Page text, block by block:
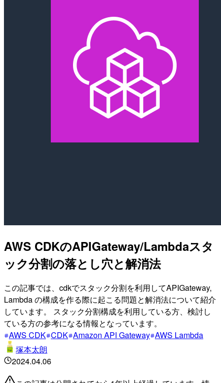
AWS CDKのAPIGateway/Lambdaスタ
ック分割の落とし穴と解消法
この記事では、cdkでスタック分割を利用してAPIGateway,
Lambda の構成を作る際に起こる問題と解消法について紹介
しています。 スタック分割構成を利用している方、検討し
ている方の参考になる情報となっています。
AWS CDK CDK Amazon API Gateway AWS Lambda
塚本太朗
2024.04.06